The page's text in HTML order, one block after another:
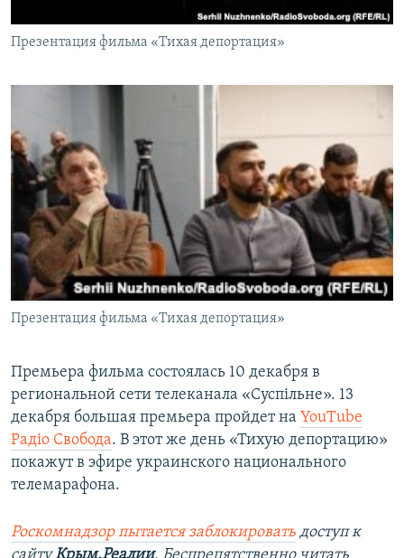
Презентация фильма «Тихая депортация»
Презентация фильма «Тихая депортация»
Премьера фильма состоялась 10 декабря в
региональной сети телеканала «Суспільне». 13
декабря большая премьера пройдет на YouTube
Радіо Свобода. В этот же день «Тихую депортацию»
покажут в эфире украинского национального
телемарафона.
Роскомнадзор пытается заблокировать доступ к
сайтуКрым.Реалии. Беспрепятственно читать